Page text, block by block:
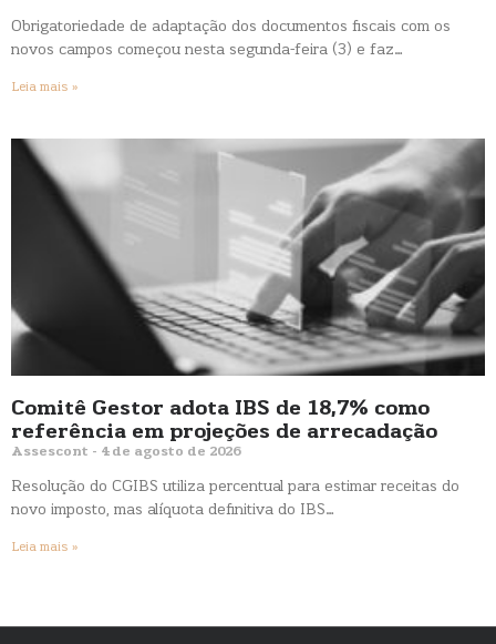
Obrigatoriedade de adaptação dos documentos fiscais com os
novos campos começou nesta segunda-feira (3) e faz…
Leia mais »
Comitê Gestor adota IBS de 18,7% como
referência em projeções de arrecadação
Assescont 4 de agosto de 2026
Resolução do CGIBS utiliza percentual para estimar receitas do
novo imposto, mas alíquota definitiva do IBS…
Leia mais »